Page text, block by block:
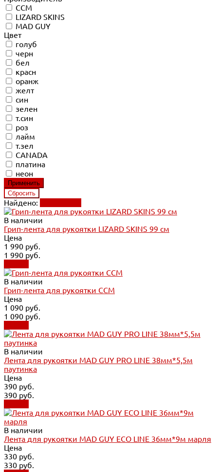
CCM
LIZARD SKINS
MAD GUY
Цвет
голуб
черн
бел
красн
оранж
желт
син
зелен
т.син
роз
лайм
т.зел
CANADA
платина
неон
Найдено:
В наличии
Грип-лента для рукоятки LIZARD SKINS 99 см
Цена
1 990 руб.
1 990 руб.
В наличии
Грип-лента для рукоятки CCM
Цена
1 090 руб.
1 090 руб.
В наличии
Лента для рукоятки MAD GUY PRO LINE 38мм*5,5м
паутинка
Цена
390 руб.
390 руб.
В наличии
Лента для рукоятки MAD GUY ECO LINE 36мм*9м марля
Цена
330 руб.
330 руб.